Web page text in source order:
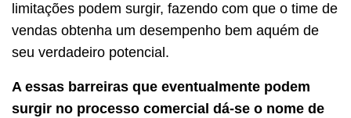
limitações podem surgir, fazendo com que o time de
vendas obtenha um desempenho bem aquém de
seu verdadeiro potencial.
A essas barreiras que eventualmente podem
surgir no processo comercial dá-se o nome de